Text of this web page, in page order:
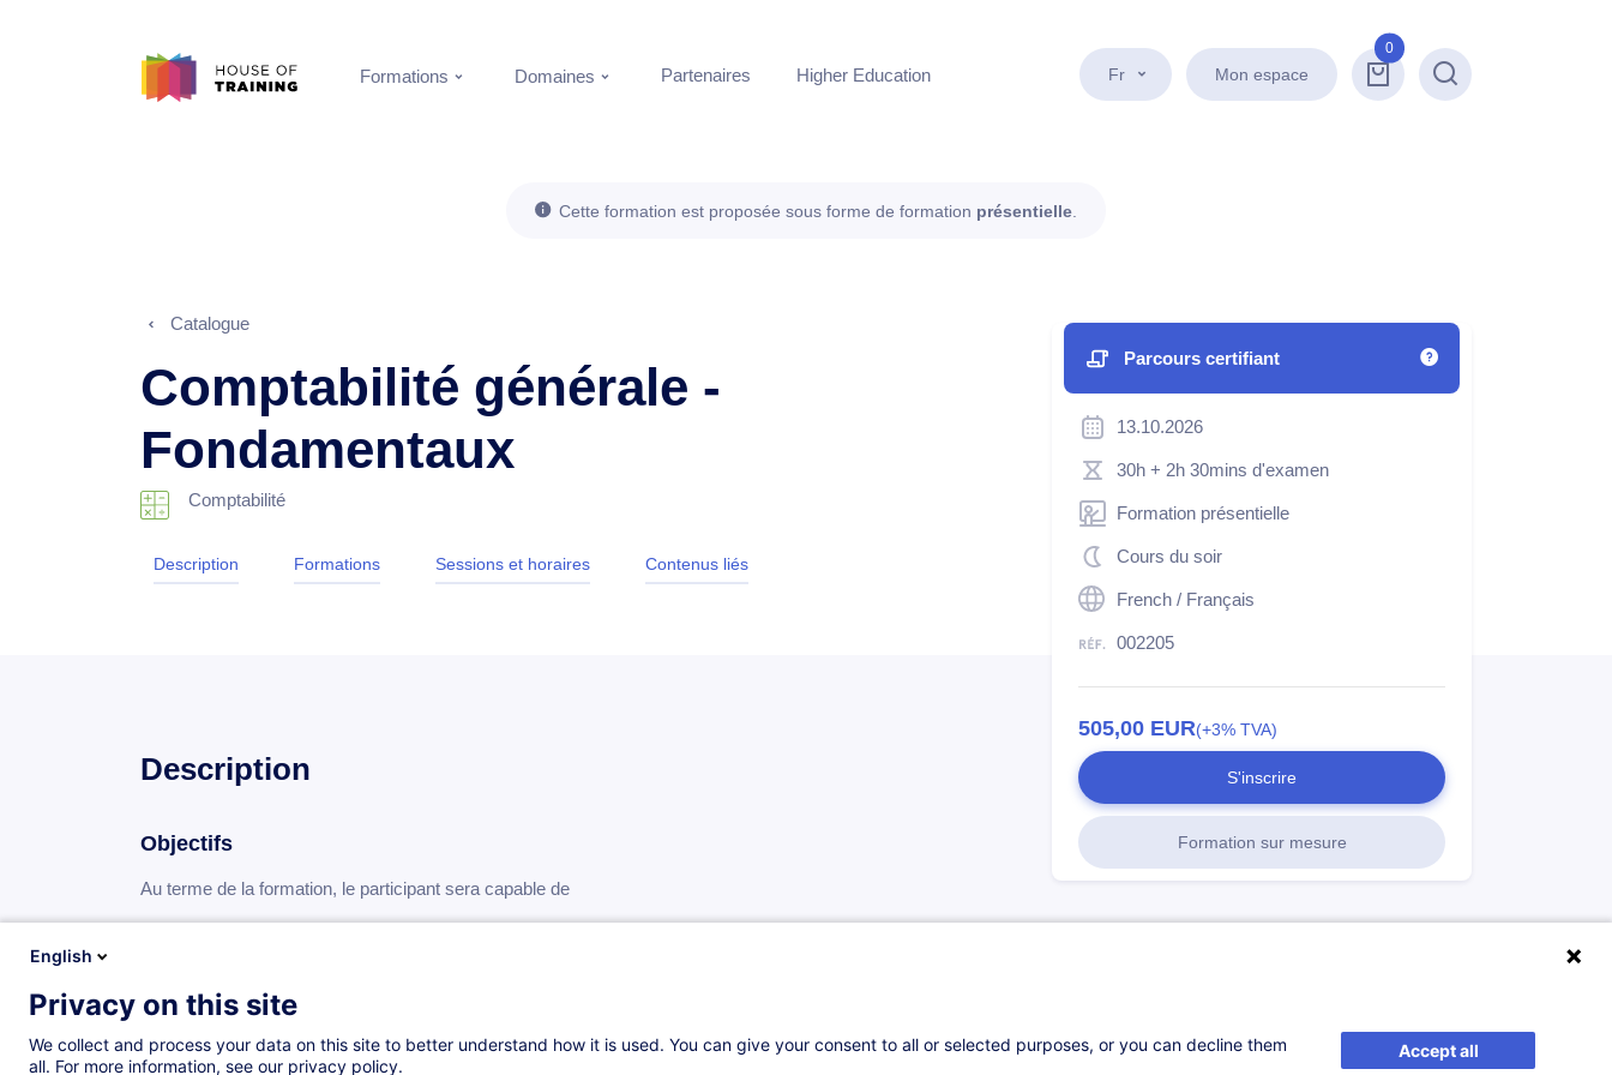
Fr Mon espace
0
Recherche
Formations Domaines Partenaires Higher Education
Cette formation est proposée sous forme de formation présentielle
Catalogue
Comptabilité générale -
Fondamentaux
Comptabilité
Description Formations Sessions et horaires Contenus liés
Parcours certifiant
13.10.2026
30h + 2h 30mins d'examen
Formation présentielle
Cours du soir
French / Français
002205
505,00 EUR(+3% TVA)
S'inscrire
Formation sur mesure
Description
Objectifs
Au terme de la formation, le participant sera capable de
maîtriser l’utilisation des comptes (débit-crédit)
savoir utiliser un journal comptable
English
Privacy on this site
We collect and process your data on this site to better understand how it is used. You can give your consent to all or selected purposes, or you can decline them
all. For more information, see our privacy policy.
Accept all